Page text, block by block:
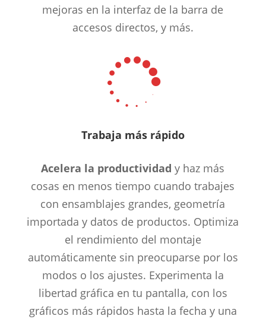
mejoras en la interfaz de la barra de
accesos directos, y más.

Trabaja más rápido
Acelera la productividad y haz más
cosas en menos tiempo cuando trabajes
con ensamblajes grandes, geometría
importada y datos de productos. Optimiza
el rendimiento del montaje
automáticamente sin preocuparse por los
modos o los ajustes. Experimenta la
libertad gráfica en tu pantalla, con los
gráficos más rápidos hasta la fecha y una